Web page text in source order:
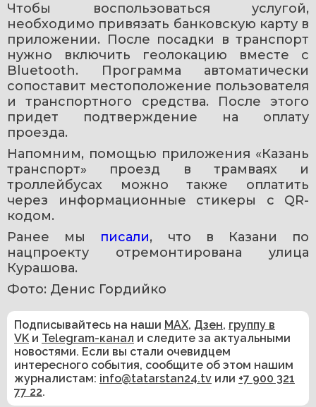
Чтобы воспользоваться услугой,
необходимо привязать банковскую карту в
приложении. После посадки в транспорт
нужно включить геолокацию вместе с
Bluetooth. Программа автоматически
сопоставит местоположение пользователя
и транспортного средства. После этого
придет подтверждение на оплату
проезда.
Напомним, помощью приложения «Казань
транспорт» проезд в трамваях и
троллейбусах можно также оплатить
через информационные стикеры с QR-
кодом.
Ранее мы писали, что в Казани по
нацпроекту отремонтирована улица
Курашова.
Фото: Денис Гордийко
Подписывайтесь на наши MAX, Дзен, группу в
VK и Telegram-канал и следите за актуальными
новостями. Если вы стали очевидцем
интересного события, сообщите об этом нашим
журналистам: info@tatarstan24.tv или +7 900 321
77 22.